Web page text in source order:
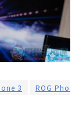
3 ROG